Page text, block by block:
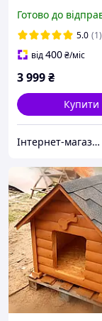
Готово до
5.0 (1)
від400₴/міс
3 999₴
Купити
Інтернет-магазин smartmiks.com.ua